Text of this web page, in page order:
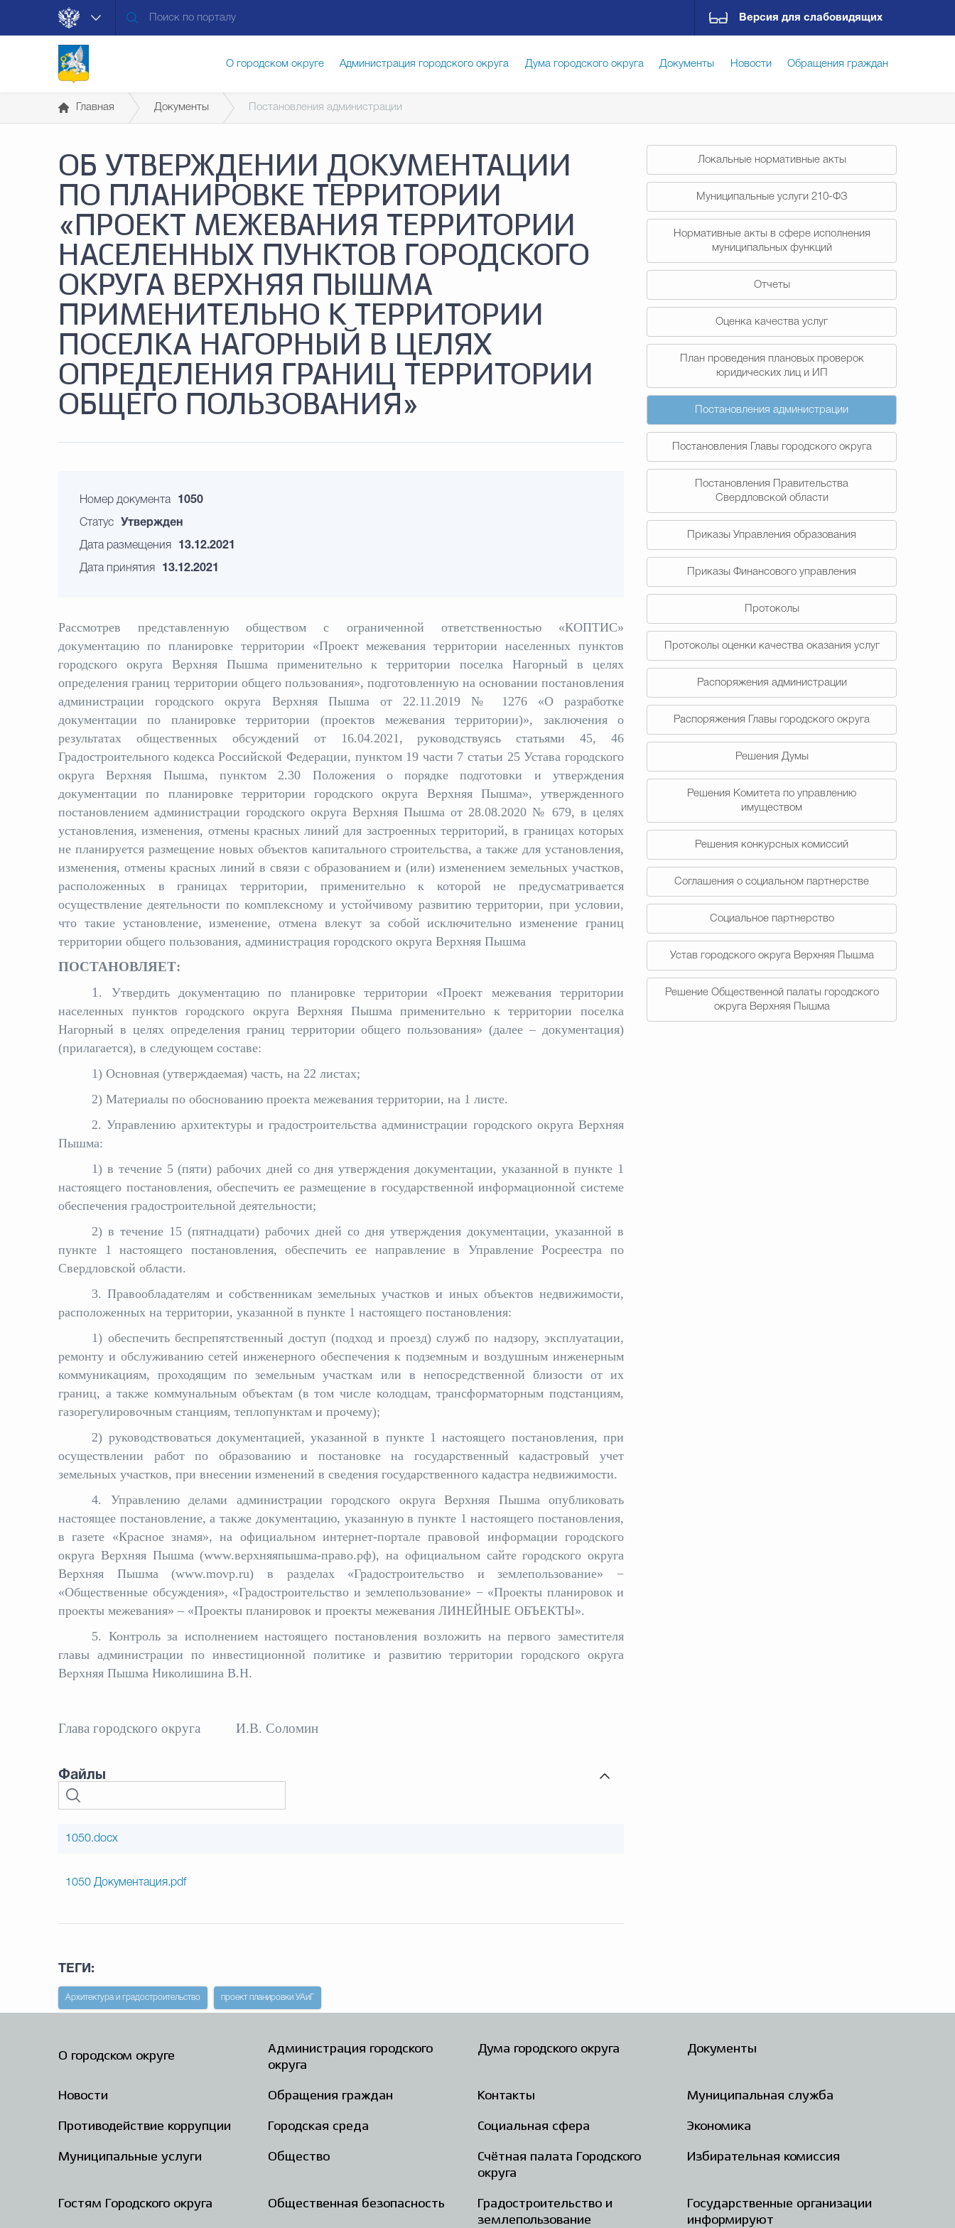
Версия для слабовидящих
О городском округе Администрация городского округа Дума городского округа Документы Новости Обращения граждан
Муниципальные услуги Общество Счётная палата Городского округа Избирательная комиссия Гостям Городского округа
Общественная безопасность Градостроительство и землепользование Государственные организации информируют
Открытые данные
Главная Документы Постановления администрации
Локальные нормативные акты
Муниципальные услуги 210-ФЗ
Нормативные акты в сфере исполнения
муниципальных функций
Отчеты
Оценка качества услуг
План проведения плановых проверок
юридических лиц и ИП
Постановления администрации
Постановления Главы городского округа
Постановления Правительства
Свердловской области
Приказы Управления образования
Приказы Финансового управления
Протоколы
Протоколы оценки качества оказания услуг
Распоряжения администрации
Распоряжения Главы городского округа
Решения Думы
Решения Комитета по управлению
имуществом
Решения конкурсных комиссий
Соглашения о социальном партнерстве
Социальное партнерство
Устав городского округа Верхняя Пышма
Решение Общественной палаты городского
округа Верхняя Пышма
ОБ УТВЕРЖДЕНИИ ДОКУМЕНТАЦИИ
ПО ПЛАНИРОВКЕ ТЕРРИТОРИИ
«ПРОЕКТ МЕЖЕВАНИЯ ТЕРРИТОРИИ
НАСЕЛЕННЫХ ПУНКТОВ ГОРОДСКОГО
ОКРУГА ВЕРХНЯЯ ПЫШМА
ПРИМЕНИТЕЛЬНО К ТЕРРИТОРИИ
ПОСЕЛКА НАГОРНЫЙ В ЦЕЛЯХ
ОПРЕДЕЛЕНИЯ ГРАНИЦ ТЕРРИТОРИИ
ОБЩЕГО ПОЛЬЗОВАНИЯ»
Номер документа 1050
Статус Утвержден
Дата размещения 13.12.2021
Дата принятия 13.12.2021
Рассмотрев представленную обществом с ограниченной ответственностью «КОПТИС»
документацию по планировке территории «Проект межевания территории населенных пунктов
городского округа Верхняя Пышма применительно к территории поселка Нагорный в целях
определения границ территории общего пользования», подготовленную на основании постановления
администрации городского округа Верхняя Пышма от 22.11.2019 № 1276 «О разработке
документации по планировке территории (проектов межевания территории)», заключения о
результатах общественных обсуждений от 16.04.2021, руководствуясь статьями 45, 46
Градостроительного кодекса Российской Федерации, пунктом 19 части 7 статьи 25 Устава городского
округа Верхняя Пышма, пунктом 2.30 Положения о порядке подготовки и утверждения
документации по планировке территории городского округа Верхняя Пышма», утвержденного
постановлением администрации городского округа Верхняя Пышма от 28.08.2020 № 679, в целях
установления, изменения, отмены красных линий для застроенных территорий, в границах которых
не планируется размещение новых объектов капитального строительства, а также для установления,
изменения, отмены красных линий в связи с образованием и (или) изменением земельных участков,
расположенных в границах территории, применительно к которой не предусматривается
осуществление деятельности по комплексному и устойчивому развитию территории, при условии,
что такие установление, изменение, отмена влекут за собой исключительно изменение границ
территории общего пользования, администрация городского округа Верхняя Пышма
ПОСТАНОВЛЯЕТ:
1 . Утвердить документацию по планировке территории «Проект межевания территории
населенных пунктов городского округа Верхняя Пышма применительно к территории поселка
Нагорный в целях определения границ территории общего пользования» (далее – документация)
(прилагается), в следующем составе:
1) Основная (утверждаемая) часть, на 22 листах;
2) Материалы по обоснованию проекта межевания территории, на 1 листе.
2. Управлению архитектуры и градостроительства администрации городского округа Верхняя
Пышма:
1) в течение 5 (пяти) рабочих дней со дня утверждения документации, указанной в пункте 1
настоящего постановления, обеспечить ее размещение в государственной информационной системе
обеспечения градостроительной деятельности;
2) в течение 15 (пятнадцати) рабочих дней со дня утверждения документации, указанной в
пункте 1 настоящего постановления, обеспечить ее направление в Управление Росреестра по
Свердловской области.
3. Правообладателям и собственникам земельных участков и иных объектов недвижимости,
расположенных на территории, указанной в пункте 1 настоящего постановления:
1) обеспечить беспрепятственный доступ (подход и проезд) служб по надзору, эксплуатации,
ремонту и обслуживанию сетей инженерного обеспечения к подземным и воздушным инженерным
коммуникациям, проходящим по земельным участкам или в непосредственной близости от их
границ, а также коммунальным объектам (в том числе колодцам, трансформаторным подстанциям,
газорегулировочным станциям, теплопунктам и прочему);
2) руководствоваться документацией, указанной в пункте 1 настоящего постановления, при
осуществлении работ по образованию и постановке на государственный кадастровый учет
земельных участков, при внесении изменений в сведения государственного кадастра недвижимости.
4. Управлению делами администрации городского округа Верхняя Пышма опубликовать
настоящее постановление, а также документацию, указанную в пункте 1 настоящего постановления,
в газете «Красное знамя», на официальном интернет-портале правовой информации городского
округа Верхняя Пышма (www.верхняяпышма-право.рф), на официальном сайте городского округа
Верхняя Пышма (www.movp.ru) в разделах «Градостроительство и землепользование» −
«Общественные обсуждения», «Градостроительство и землепользование» − «Проекты планировок и
проекты межевания» – «Проекты планировок и проекты межевания ЛИНЕЙНЫЕ ОБЪЕКТЫ».
5. Контроль за исполнением настоящего постановления возложить на первого заместителя
главы администрации по инвестиционной политике и развитию территории городского округа
Верхняя Пышма Николишина В.Н.
Глава городского округа И.В. Соломин
Файлы
1050.docx
1050 Документация.pdf
ТЕГИ:
Архитектура и градостроительство проект планировки УАиГ
О городском округе
Администрация городского
округа
Дума городского округа Документы
Новости Обращения граждан Контакты Муниципальная служба
Противодействие коррупции Городская среда Социальная сфера Экономика
Муниципальные услуги Общество
Счётная палата Городского
округа
Избирательная комиссия
Гостям Городского округа Общественная безопасность
Градостроительство и
землепользование
Государственные организации
информируют